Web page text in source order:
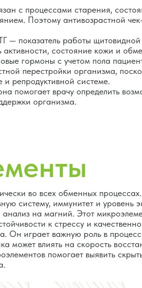
с процессами старения,
Поэтому антивозрастной
— показатель работы
активности, состояние кожи и
гормоны с учетом пола
перестройки организма,
репродуктивной системе.
помогает врачу определить
организма.
во всех обменных
систему, иммунитет и уровень
на магний. Этот
к стрессу и
Он играет важную роль в
может влиять на скорость
помогает выявить